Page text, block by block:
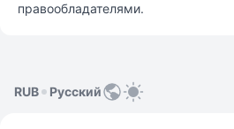
правообладателями.
RUB Русский